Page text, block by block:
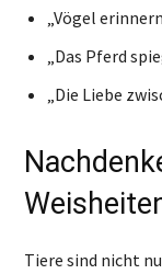
„Vögel
„Das Pferd
„Die Liebe
Tiere sind nicht